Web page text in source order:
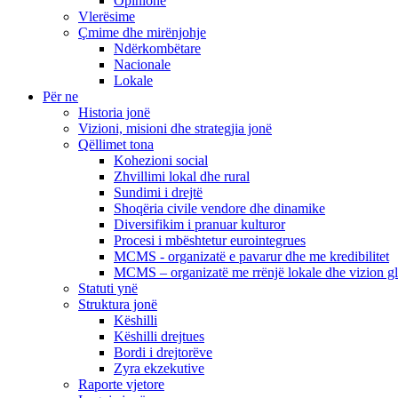
Vlerësime
Çmime dhe mirënjohje
Ndërkombëtare
Nacionale
Lokale
Për ne
Historia jonë
Vizioni, misioni dhe strategjia jonë
Qëllimet tona
Kohezioni social
Zhvillimi lokal dhe rural
Sundimi i drejtë
Shoqëria civile vendore dhe dinamike
Diversifikim i pranuar kulturor
Procesi i mbështetur eurointegrues
MCMS - organizatë e pavarur dhe me kredibilitet
MCMS – organizatë me rrënjë lokale dhe vizion
Statuti ynë
Struktura jonë
Këshilli
Këshilli drejtues
Bordi i drejtorëve
Zyra ekzekutive
Raporte vjetore